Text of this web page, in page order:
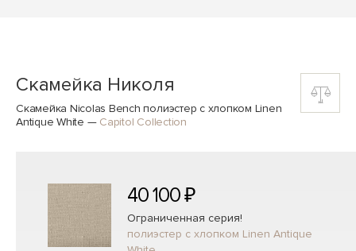
Скамейка Николя
Скамейка Nicolas Bench полиэстер с хлопком Linen
Antique White — Capitol Collection
40 100 ₽
Ограниченная серия!
полиэстер с хлопком Linen Antique